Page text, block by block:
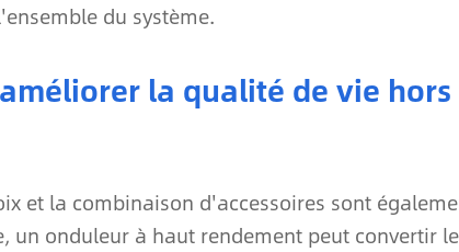
du système.
la qualité de vie hors
et la combinaison d'accessoires sont
un onduleur à haut rendement peut convertir le